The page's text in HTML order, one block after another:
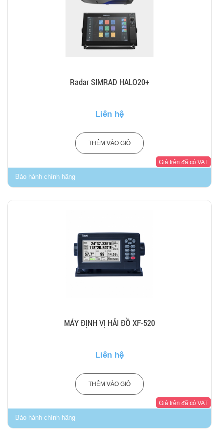
Radar SIMRAD HALO20+
Liên hệ
THÊM VÀO GIỎ
Bảo hành chính hãng
Giá trên đã có VAT
MÁY ĐỊNH VỊ HẢI ĐỒ XF-520
Liên hệ
THÊM VÀO GIỎ
Bảo hành chính hãng
Giá trên đã có VAT